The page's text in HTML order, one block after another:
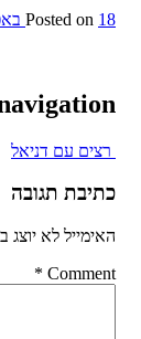
Posted on 18 באפריל 2018
רצים עם דניאל
כתיבת תגובה
האימייל לא יוצג
Comment
*